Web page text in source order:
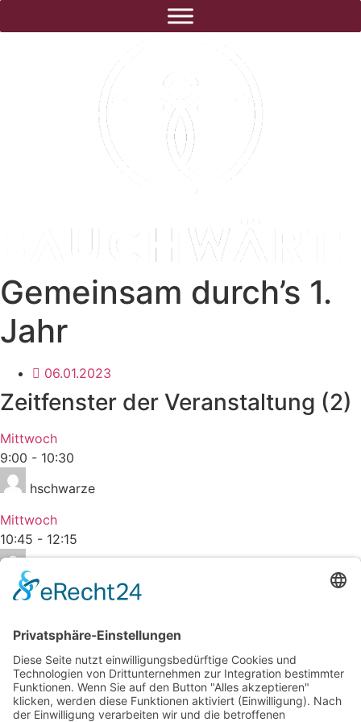
Gemeinsam durch’s 1.
Jahr
06.01.2023
Zeitfenster der Veranstaltung (2)
Mittwoch
9:00 - 10:30
hschwarze
Mittwoch
10:45 - 12:15
hschwarze
ZurückVorigerGeburtsvorbereitung
Startseite
Impressum
Datenschutzerklärung
Barrierefreiheitserklärung
Vertrag widerrufen